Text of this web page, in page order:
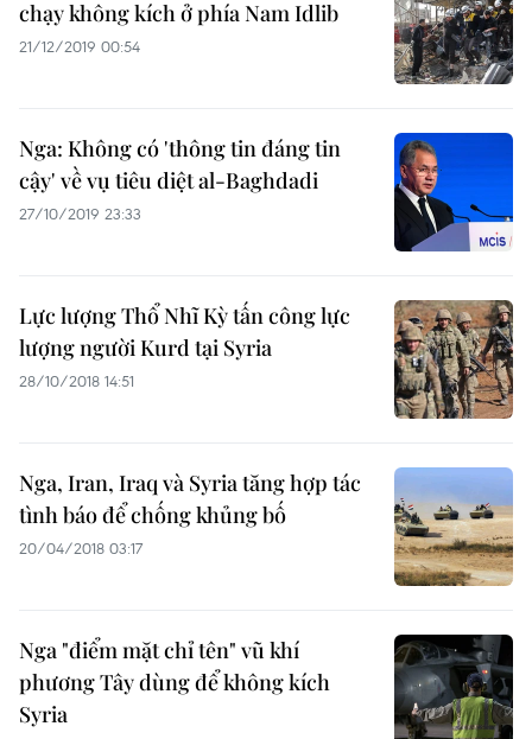
chạy không kích ở phía Nam Idlib
21/12/2019 00:54
Nga: Không có 'thông tin đáng tin
cậy' về vụ tiêu diệt al-Baghdadi
27/10/2019 23:33
Lực lượng Thổ Nhĩ Kỳ tấn công lực
lượng người Kurd tại Syria
28/10/2018 14:51
Nga, Iran, Iraq và Syria tăng hợp tác
tình báo để chống khủng bố
20/04/2018 03:17
Nga "điểm mặt chỉ tên" vũ khí
phương Tây dùng để không kích
Syria